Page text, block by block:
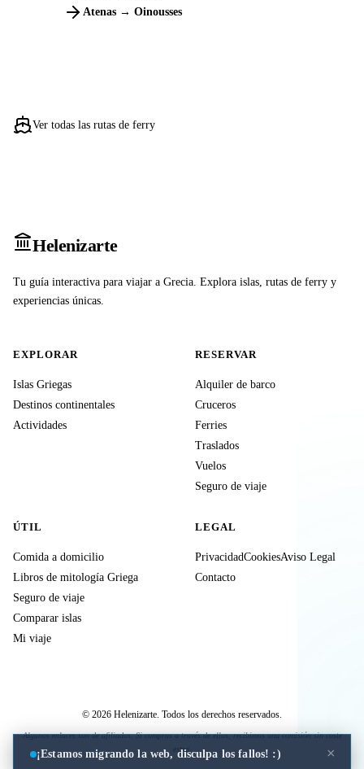
Atenas → Oinousses
Ver todas las rutas de ferry
¡Estamos migrando la web, disculpa los fallos! :) ×
Helenizarte
Tu guía interactiva para viajar a Grecia. Explora islas, rutas de ferry y
experiencias únicas.
EXPLORAR
Islas Griegas
Destinos continentales
Actividades
RESERVAR
Alquiler de barco
Cruceros
Ferries
Traslados
Vuelos
Seguro de viaje
ÚTIL
Comida a domicilio
Libros de mitología Griega
Seguro de viaje
Comparar islas
Mi viaje
LEGAL
PrivacidadCookiesAviso Legal
Contacto
© 2026 Helenizarte. Todos los derechos reservados.
Algunos enlaces son de afiliados. Si compras a través de ellos, recibimos una comisión sin coste
extra.